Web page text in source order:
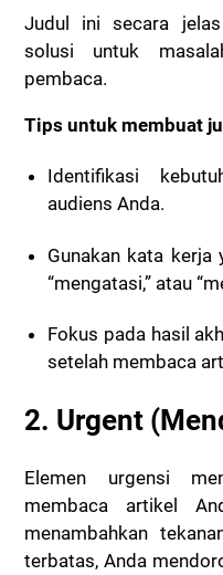
Judul ini secara
solusi untuk
pembaca.
Tips untuk membuat
Identifikasi
audiens Anda.
Gunakan kata kerja
“mengatasi,” atau
Fokus pada hasil
setelah membaca
2. Urgent
Elemen urgensi
membaca artikel
menambahkan
terbatas, Anda